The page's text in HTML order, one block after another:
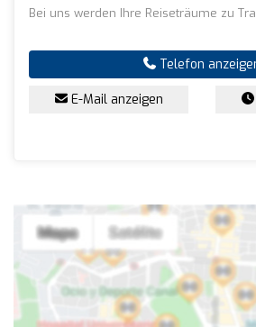
Bei uns werden Ihre Reiseträume zu
Telefon
E-Mail anzeigen